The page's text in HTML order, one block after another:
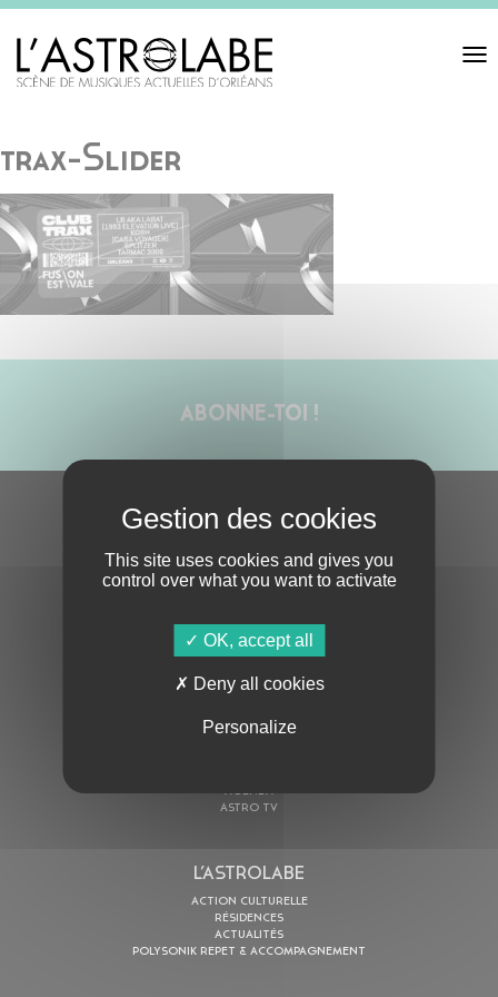
Toggle
trax-Slider
ABONNE-TOI !
S'ABONNER À LA NEWSLETTER
En cochant cette case, j’accepte la Politique de confidentialité
AGENDA
ASTRO TV
L’ASTROLABE
ACTION CULTURELLE
RÉSIDENCES
ACTUALITÉS
POLYSONIK REPET & ACCOMPAGNEMENT
This site uses cookies and gives you
control over what you want to activate
OK, accept all
Deny all cookies
Personalize